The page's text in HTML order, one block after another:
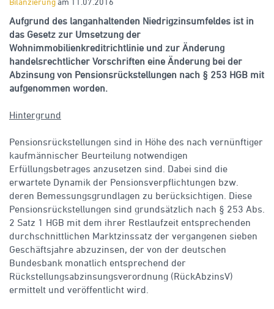
Aufgrund des langanhaltenden Niedrigzinsumfeldes ist in
das Gesetz zur Umsetzung der
Wohnimmobilienkreditrichtlinie und zur Änderung
handelsrechtlicher Vorschriften eine Änderung bei der
Abzinsung von Pensionsrückstellungen nach § 253 HGB mit
aufgenommen worden.
Hintergrund
Pensionsrückstellungen sind in Höhe des nach vernünftiger
kaufmännischer Beurteilung notwendigen
Erfüllungsbetrages anzusetzen sind. Dabei sind die
erwartete Dynamik der Pensionsverpflichtungen bzw.
deren Bemessungsgrundlagen zu berücksichtigen. Diese
Pensionsrückstellungen sind grundsätzlich nach § 253 Abs.
2 Satz 1 HGB mit dem ihrer Restlaufzeit entsprechenden
durchschnittlichen Marktzinssatz der vergangenen sieben
Geschäftsjahre abzuzinsen, der von der deutschen
Bundesbank monatlich entsprechend der
Rückstellungsabzinsungsverordnung (RückAbzinsV)
ermittelt und veröffentlicht wird.